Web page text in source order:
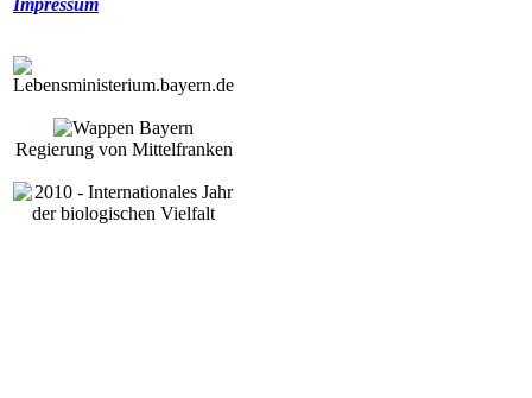
Impressum
Regierung von Mittelfranken